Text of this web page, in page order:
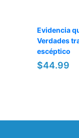
Evidencia
Verdades
escéptico
$44.99